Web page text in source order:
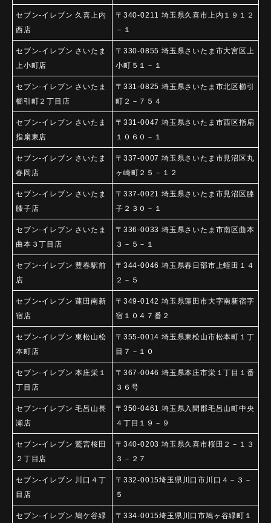
セブン-イレブン 久喜上内
西店
〒340-0211 埼玉県久喜市上内１９１２
－１
セブン-イレブン さいたま
上小町店
〒330-0855 埼玉県さいたま市大宮区上
小町５１－１
セブン-イレブン さいたま
櫛引町２丁目店
〒331-0825 埼玉県さいたま市北区櫛引
町２－７５４
セブン-イレブン さいたま
指扇東店
〒331-0047 埼玉県さいたま市西区指扇
１０６０－１
セブン-イレブン さいたま
春岡店
〒337-0007 埼玉県さいたま市見沼区丸
ヶ崎町２５－１２
セブン-イレブン さいたま
膝子店
〒337-0021 埼玉県さいたま市見沼区膝
子２３０－１
セブン-イレブン さいたま
曲本３丁目店
〒336-0033 埼玉県さいたま市南区曲本
３－５－１
セブン-イレブン 豊春駅前
店
〒344-0046 埼玉県春日部市上蛭田１４
２－５
セブン-イレブン 蓮田南新
宿店
〒349-0142 埼玉県蓮田市大字南新宿字
宿１０４７番２
セブン-イレブン 東松山松
本町店
〒355-0014 埼玉県東松山市松本町１丁
目７－１０
セブン-イレブン 本庄栄１
丁目店
〒367-0046 埼玉県本庄市栄１丁目１番
３６号
セブン-イレブン 毛呂山長
瀬店
〒350-0461 埼玉県入間郡毛呂山町中央
４丁目１９－９
セブン-イレブン 鷲宮桜田
２丁目店
〒340-0203 埼玉県久喜市桜田２－１３
３－２７
セブン-イレブン 川口４丁
目店
〒332-0015埼玉県川口市川口４－３－
５
セブン-イレブン 鳩ケ谷緑
〒334-0015埼玉県川口市鳩ヶ谷緑町１